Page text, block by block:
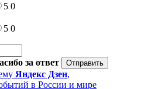
5 0
5 0
за ответ
Яндекс Дзен,
в России и мире